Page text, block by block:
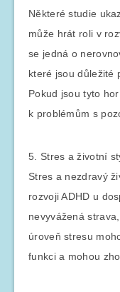
Některé studie
může hrát roli v
se jedná o
které jsou důležité
Pokud jsou tyto
k problémům s
5. Stres a životní
Stres a nezdravý
rozvoji ADHD u
nevyvážená
úroveň stresu
funkci a mohou